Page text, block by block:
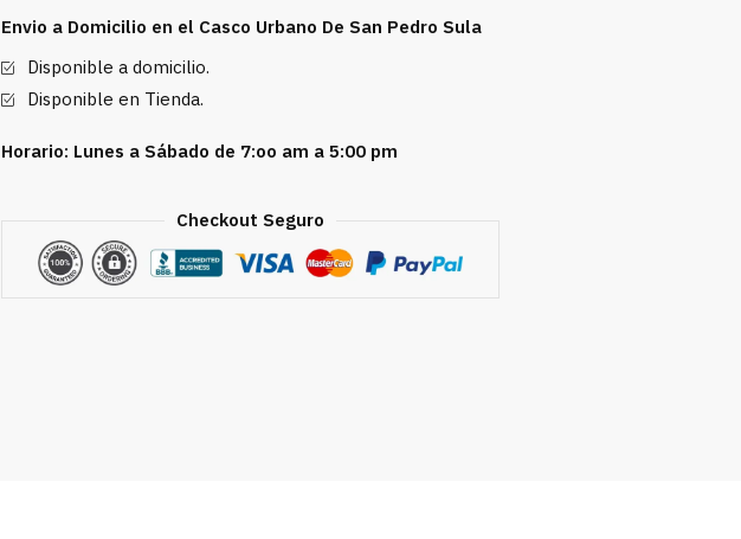
14
oz
cantidad
Envio a Domicilio en el Casco Urbano De San Pedro Sula
Disponible a domicilio.
Disponible en Tienda.
Horario: Lunes a Sábado de 7:oo am a 5:00 pm
Checkout Seguro